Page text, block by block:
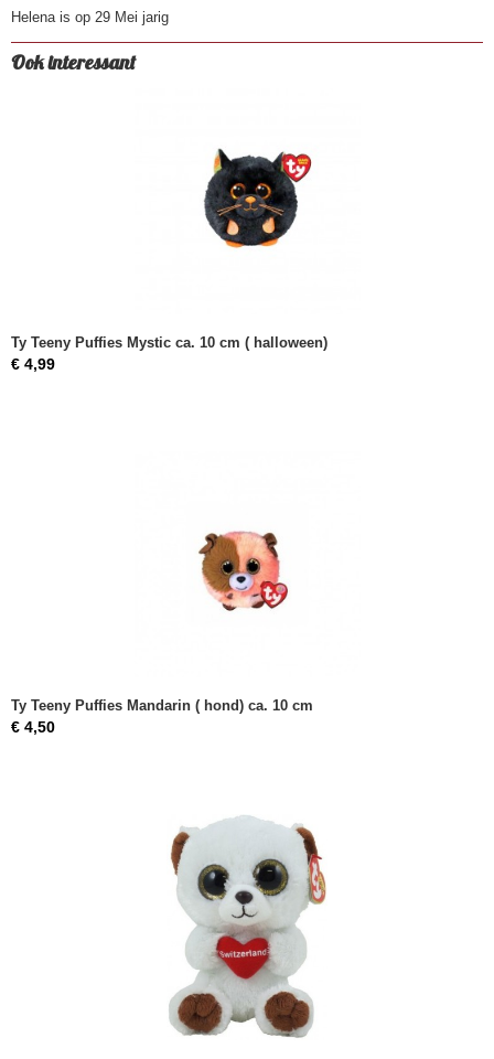
Helena is op 29 Mei jarig
Ook interessant
Ty Teeny Puffies Mystic ca. 10 cm ( halloween)
€ 4,99
Ty Teeny Puffies Mandarin ( hond) ca. 10 cm
€ 4,50